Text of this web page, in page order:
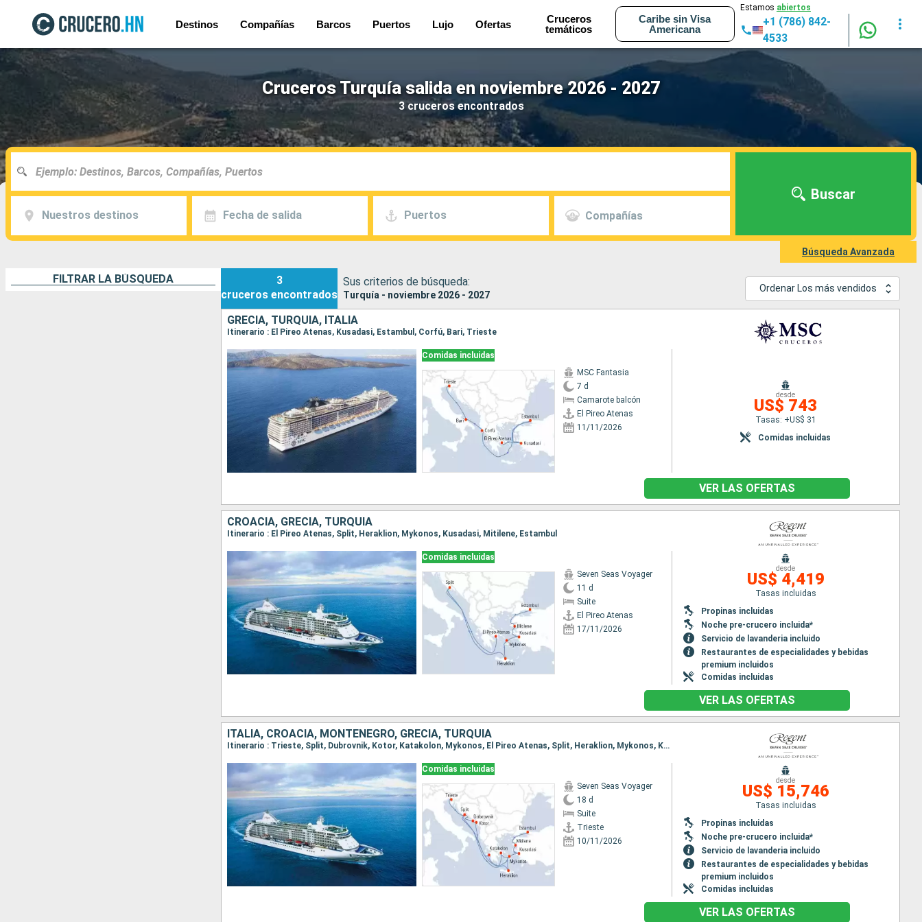
Destinos Compañías Barcos Puertos Lujo Ofertas
Cruceros
temáticos
Caribe sin Visa
Americana
Estamos abiertos
+1 (786) 842-
4533
Cruceros Turquía salida en noviembre 2026 - 2027
3 cruceros encontrados
Nuestros destinos Fecha de salida Puertos Compañías
Buscar
Búsqueda Avanzada
FILTRAR LA BÚSQUEDA
3
cruceros encontrados
Sus criterios de búsqueda:
Turquía - noviembre 2026 - 2027
Ordenar Los más vendidos
GRECIA, TURQUÍA, ITALIA
Itinerario : El Pireo Atenas, Kusadasi, Estambul, Corfú, Bari, Trieste
Comidas incluidas
MSC Fantasia
7 d
Camarote balcón
El Pireo Atenas
11/11/2026
desde
US$ 743
Tasas: +US$ 31
Comidas incluidas
VER LAS OFERTAS
CROACIA, GRECIA, TURQUÍA
Itinerario : El Pireo Atenas, Split, Heraklion, Mykonos, Kusadasi, Mitilene, Estambul
Comidas incluidas
Seven Seas Voyager
11 d
Suite
El Pireo Atenas
17/11/2026
desde
US$ 4,419
Tasas incluidas
Propinas incluidas
Noche pre-crucero incluida*
Servicio de lavanderia incluido
Restaurantes de especialidades y bebidas
premium incluidos
Comidas incluidas
VER LAS OFERTAS
ITALIA, CROACIA, MONTENEGRO, GRECIA, TURQUÍA
Itinerario : Trieste, Split, Dubrovnik, Kotor, Katakolon, Mykonos, El Pireo Atenas, Split, Heraklion, Mykonos, Kusadasi, Mitilene, Estambul
Comidas incluidas
Seven Seas Voyager
18 d
Suite
Trieste
10/11/2026
desde
US$ 15,746
Tasas incluidas
Propinas incluidas
Noche pre-crucero incluida*
Servicio de lavanderia incluido
Restaurantes de especialidades y bebidas
premium incluidos
Comidas incluidas
VER LAS OFERTAS